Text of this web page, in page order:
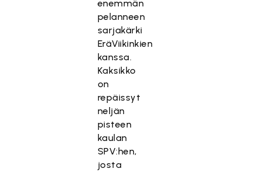
enemmän
pelanneen
sarjakärki
EräViikinkien
kanssa.
Kaksikko
on
repäissyt
neljän
pisteen
kaulan
SPV:hen,
josta